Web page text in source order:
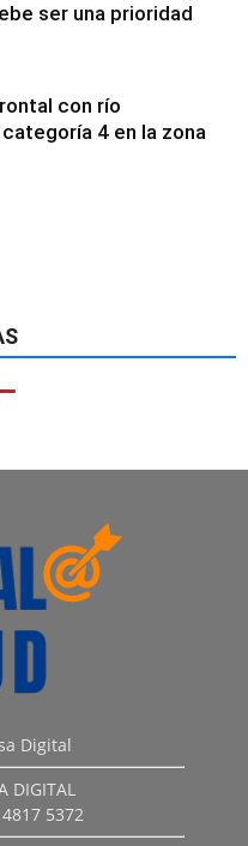
ser una prioridad
con río
4 en la zona
DIGITAL
5372